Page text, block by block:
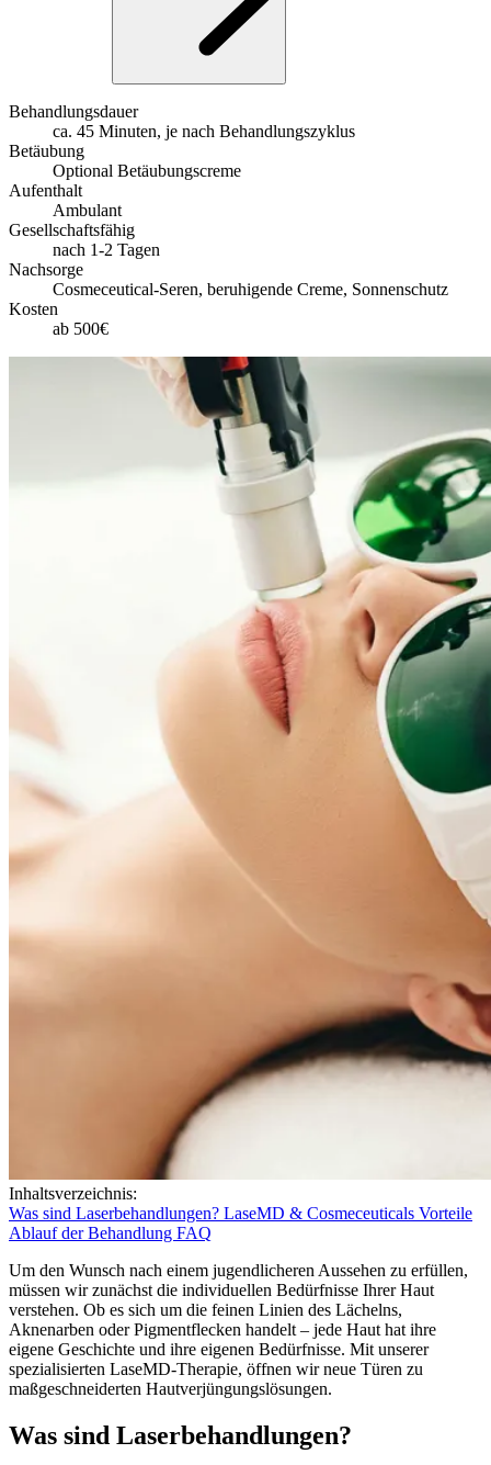
Behandlungsdauer
ca. 45 Minuten, je nach Behandlungszyklus
Betäubung
Optional Betäubungscreme
Aufenthalt
Ambulant
Gesellschaftsfähig
nach 1-2 Tagen
Nachsorge
Cosmeceutical-Seren, beruhigende Creme, Sonnenschutz
Kosten
ab 500€
Inhaltsverzeichnis:
Was sind Laserbehandlungen? LaseMD & Cosmeceuticals Vorteile
Ablauf der Behandlung FAQ
Um den Wunsch nach einem jugendlicheren Aussehen zu erfüllen,
müssen wir zunächst die individuellen Bedürfnisse Ihrer Haut
verstehen. Ob es sich um die feinen Linien des Lächelns,
Aknenarben oder Pigmentflecken handelt – jede Haut hat ihre
eigene Geschichte und ihre eigenen Bedürfnisse. Mit unserer
spezialisierten LaseMD-Therapie, öffnen wir neue Türen zu
maßgeschneiderten Hautverjüngungslösungen.
Was sind Laserbehandlungen?